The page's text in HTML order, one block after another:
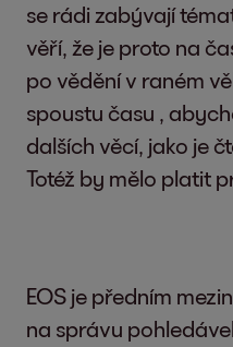
se rádi zabývají
věří, že je proto na
po vědění v raném
spoustu času ,
dalších věcí, jako je
Totéž by mělo platit
EOS je předním
na správu